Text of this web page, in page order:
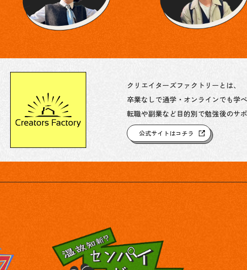
クリエイターズファクトリーとは、
卒業なしで通学・オンラインでも学
転職や副業など目的別で勉強後のサ
公式サイトはコチラ